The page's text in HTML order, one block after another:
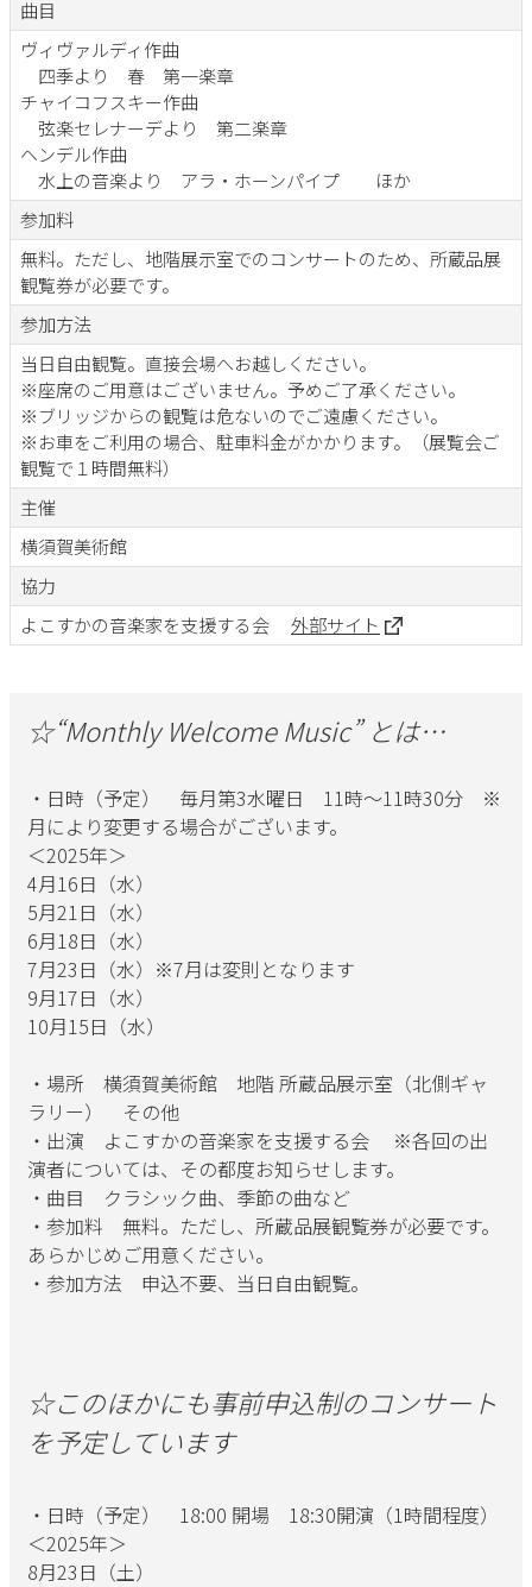
曲目
ヴィヴァルディ作曲
四季より 春 第一楽章
チャイコフスキー作曲
弦楽セレナーデより 第二楽章
ヘンデル作曲
水上の音楽より アラ・ホーンパイプ ほか
参加料
無料。ただし、地階展示室でのコンサートのため、所蔵品展
観覧券が必要です。
参加方法
当日自由観覧。直接会場へお越しください。
※座席のご用意はございません。予めご了承ください。
※ブリッジからの観覧は危ないのでご遠慮ください。
※お車をご利用の場合、駐車料金がかかります。（展覧会ご
観覧で１時間無料）
主催
横須賀美術館
協力
よこすかの音楽家を支援する会 外部サイト
☆“Monthly Welcome Music” とは…
・日時（予定） 毎月第3水曜日 11時～11時30分 ※
月により変更する場合がございます。
＜2025年＞
4月16日（水）
5月21日（水）
6月18日（水）
7月23日（水）※7月は変則となります
9月17日（水）
10月15日（水）
・場所 横須賀美術館 地階 所蔵品展示室（北側ギャ
ラリー） その他
・出演 よこすかの音楽家を支援する会 ※各回の出
演者については、その都度お知らせします。
・曲目 クラシック曲、季節の曲など
・参加料 無料。ただし、所蔵品展観覧券が必要です。
あらかじめご用意ください。
・参加方法 申込不要、当日自由観覧。
☆このほかにも事前申込制のコンサート
を予定しています
・日時（予定） 18:00 開場 18:30開演（1時間程度）
＜2025年＞
8月23日（土）